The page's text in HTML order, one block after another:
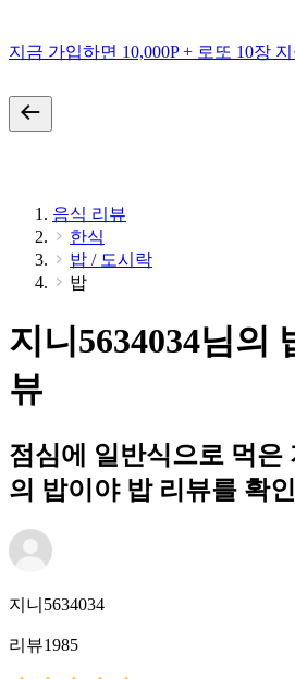
지금 가입하면 10,000P + 로또 10장
음식 리뷰
한식
밥 / 도시락
밥
지니5634034님의
뷰
점심에 일반식으로 먹은
의 밥이야 밥 리뷰를 확
지니5634034
리뷰1985